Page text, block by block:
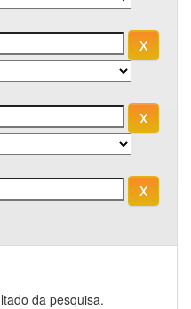
da pesquisa.